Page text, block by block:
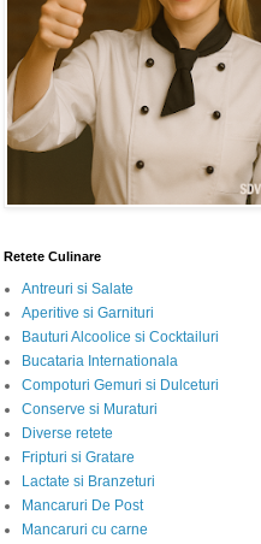
Retete Culinare
Antreuri si Salate
Aperitive si Garnituri
Bauturi Alcoolice si Cocktailuri
Bucataria Internationala
Compoturi Gemuri si Dulceturi
Conserve si Muraturi
Diverse retete
Fripturi si Gratare
Lactate si Branzeturi
Mancaruri De Post
Mancaruri cu carne